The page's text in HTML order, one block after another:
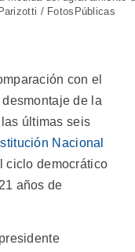
/ FotosPúblicas
con el
de la
últimas seis
Nacional
ciclo democrático
años de